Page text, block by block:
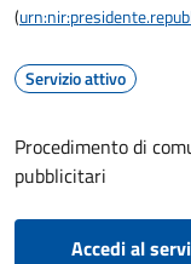
(
Servizio attivo
Procedimento di
pubblicitari
Accedi al